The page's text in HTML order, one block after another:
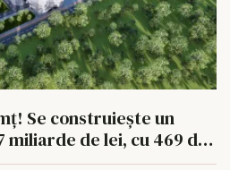
Se construiește un
miliarde de lei, cu 469 de